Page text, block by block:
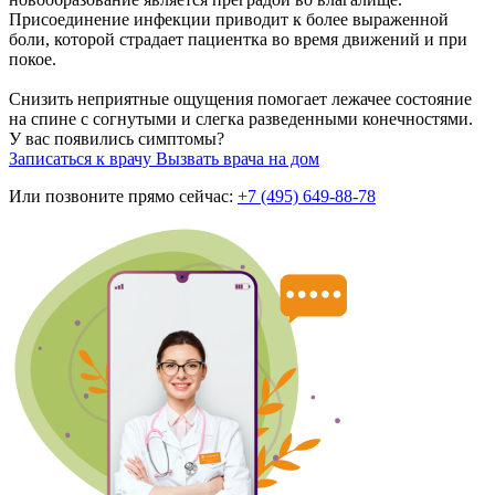
Присоединение инфекции приводит к более выраженной
боли, которой страдает пациентка во время движений и при
покое.
Снизить неприятные ощущения помогает лежачее состояние
на спине с согнутыми и слегка разведенными конечностями.
У вас появились симптомы?
Записаться к врачу Вызвать врача на дом
Или позвоните прямо сейчас: +7 (495) 649-88-78